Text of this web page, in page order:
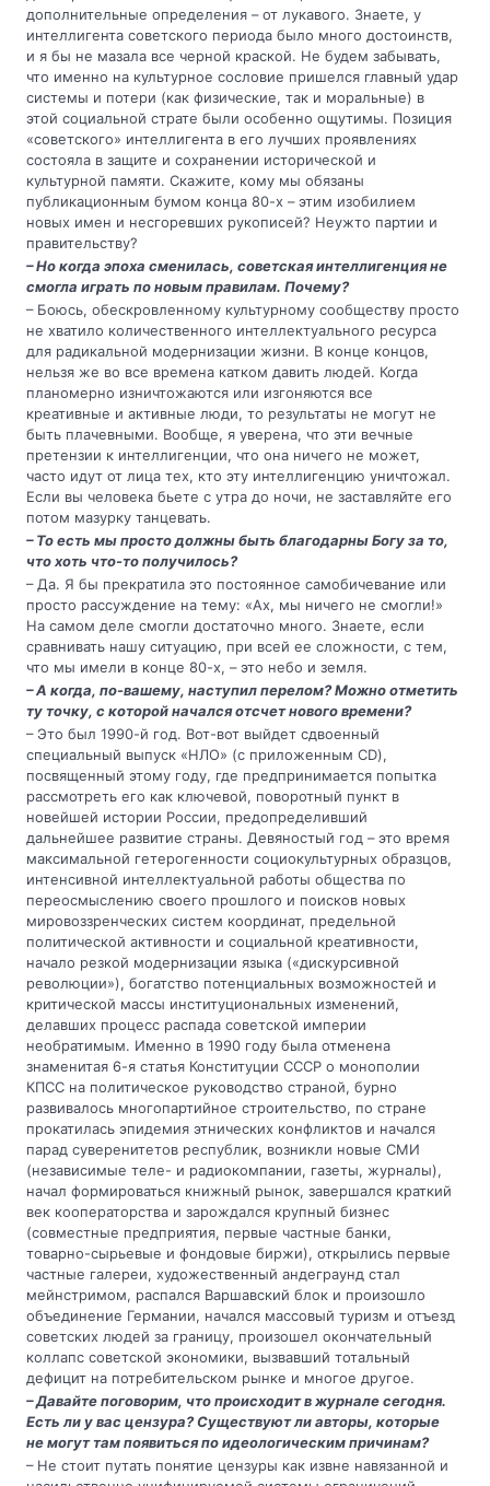
дополнительные определения – от лукавого. Знаете, у
интеллигента советского периода было много достоинств,
и я бы не мазала все черной краской. Не будем забывать,
что именно на культурное сословие пришелся главный удар
системы и потери (как физические, так и моральные) в
этой социальной страте были особенно ощутимы. Позиция
«советского» интеллигента в его лучших проявлениях
состояла в защите и сохранении исторической и
культурной памяти. Скажите, кому мы обязаны
публикационным бумом конца 80-х – этим изобилием
новых имен и несгоревших рукописей? Неужто партии и
правительству?
– Но когда эпоха сменилась, советская интеллигенция не
смогла играть по новым правилам. Почему?
– Боюсь, обескровленному культурному сообществу просто
не хватило количественного интеллектуального ресурса
для радикальной модернизации жизни. В конце концов,
нельзя же во все времена катком давить людей. Когда
планомерно изничтожаются или изгоняются все
креативные и активные люди, то результаты не могут не
быть плачевными. Вообще, я уверена, что эти вечные
претензии к интеллигенции, что она ничего не может,
часто идут от лица тех, кто эту интеллигенцию уничтожал.
Если вы человека бьете с утра до ночи, не заставляйте его
потом мазурку танцевать.
– То есть мы просто должны быть благодарны Богу за то,
что хоть что-то получилось?
– Да. Я бы прекратила это постоянное самобичевание или
просто рассуждение на тему: «Ах, мы ничего не смогли!»
На самом деле смогли достаточно много. Знаете, если
сравнивать нашу ситуацию, при всей ее сложности, с тем,
что мы имели в конце 80-х, – это небо и земля.
– А когда, по-вашему, наступил перелом? Можно отметить
ту точку, с которой начался отсчет нового времени?
– Это был 1990-й год. Вот-вот выйдет сдвоенный
специальный выпуск «НЛО» (с приложенным CD),
посвященный этому году, где предпринимается попытка
рассмотреть его как ключевой, поворотный пункт в
новейшей истории России, предопределивший
дальнейшее развитие страны. Девяностый год – это время
максимальной гетерогенности социокультурных образцов,
интенсивной интеллектуальной работы общества по
переосмыслению своего прошлого и поисков новых
мировоззренческих систем координат, предельной
политической активности и социальной креативности,
начало резкой модернизации языка («дискурсивной
революции»), богатство потенциальных возможностей и
критической массы институциональных изменений,
делавших процесс распада советской империи
необратимым. Именно в 1990 году была отменена
знаменитая 6-я статья Конституции СССР о монополии
КПСС на политическое руководство страной, бурно
развивалось многопартийное строительство, по стране
прокатилась эпидемия этнических конфликтов и начался
парад суверенитетов республик, возникли новые СМИ
(независимые теле- и радиокомпании, газеты, журналы),
начал формироваться книжный рынок, завершался краткий
век кооператорства и зарождался крупный бизнес
(совместные предприятия, первые частные банки,
товарно-сырьевые и фондовые биржи), открылись первые
частные галереи, художественный андеграунд стал
мейнстримом, распался Варшавский блок и произошло
объединение Германии, начался массовый туризм и отъезд
советских людей за границу, произошел окончательный
коллапс советской экономики, вызвавший тотальный
дефицит на потребительском рынке и многое другое.
– Давайте поговорим, что происходит в журнале сегодня.
Есть ли у вас цензура? Существуют ли авторы, которые
не могут там появиться по идеологическим причинам?
– Не стоит путать понятие цензуры как извне навязанной и